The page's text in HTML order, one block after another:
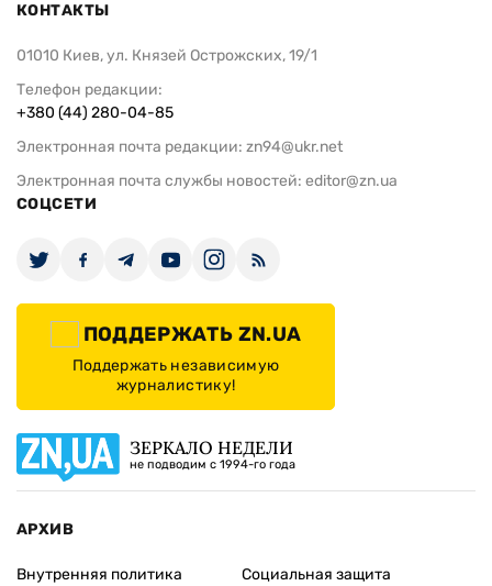
КОНТАКТЫ
01010 Киев, ул. Князей Острожских, 19/1
Телефон редакции:
+380 (44) 280-04-85
Электронная почта редакции: zn94@ukr.net
Электронная почта службы новостей: editor@zn.ua
СОЦСЕТИ
ПОДДЕРЖАТЬ ZN.UA
Поддержать независимую
журналистику!
ЗЕРКАЛО НЕДЕЛИ
не подводим с 1994-го года
АРХИВ
Внутренняя политика
Социальная защита